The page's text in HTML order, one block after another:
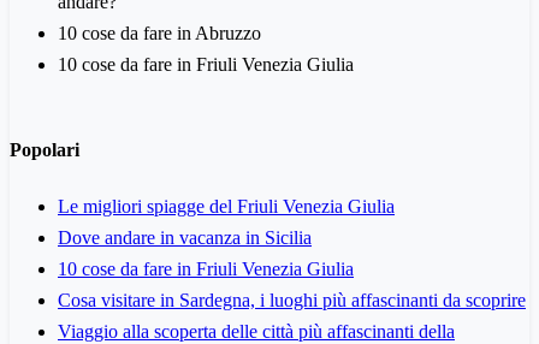
10 cose da fare in Abruzzo
10 cose da fare in Friuli Venezia Giulia
Popolari
Le migliori spiagge del Friuli Venezia Giulia
Dove andare in vacanza in Sicilia
10 cose da fare in Friuli Venezia Giulia
Cosa visitare in Sardegna, i luoghi più affascinanti da scoprire
Viaggio alla scoperta delle città più affascinanti della